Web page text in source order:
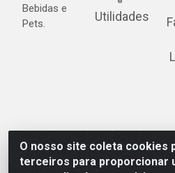
O nosso site coleta cookies
terceiros para proporcionar
Bebidas e
Pets.
Utilidades
Cardeal Distribuidora - Estrada
do Moura - Caruaru/PE -